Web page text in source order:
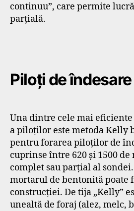
continuu”, care permite
parțială.
Piloți de
Una dintre cele mai
a piloților este metoda Kelly
pentru forarea piloților de
cuprinse între 620 și 1500
complet sau parțial al
mortarul de bentonită
construcției. De tija „Kelly”
unealtă de foraj (alez, melc,